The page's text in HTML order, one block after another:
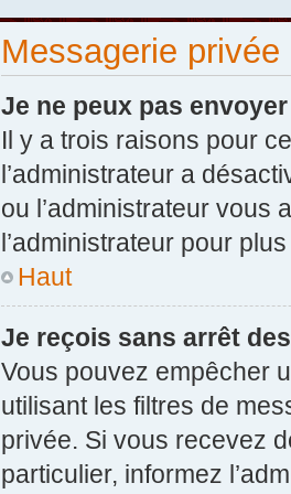
Messagerie privée
Je ne peux pas
Il y a trois raisons pour
l’administrateur a
ou l’administrateur vous
l’administrateur pour
Haut
Je reçois sans arrêt
Vous pouvez empêcher
utilisant les filtres de
privée. Si vous recevez
particulier, informez